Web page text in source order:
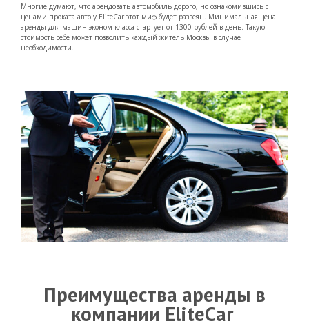
Многие думают, что арендовать автомобиль дорого, но ознакомившись с
ценами проката авто у EliteCar этот миф будет развеян. Минимальная цена
аренды для машин эконом класса стартует от 1300 рублей в день. Такую
стоимость себе может позволить каждый житель Москвы в случае
необходимости.
Преимущества аренды в
компании EliteCar